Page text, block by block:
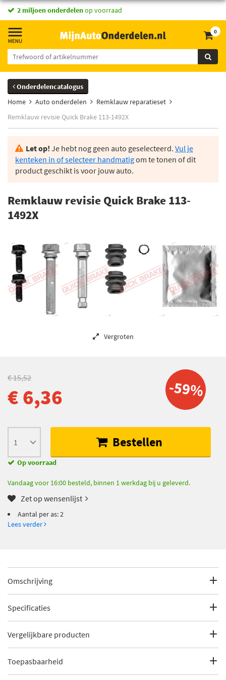
2 miljoen onderdelenop voorraad
0
Onderdelencatalogus
Home
Auto onderdelen
Remklauw reparatieset
Remklauw revisie Quick Brake 113-1492X
Let op! Je hebt nog geen auto geselecteerd. Vul je
kenteken in of selecteer handmatigom te tonen of dit
product geschikt is voor jouw auto.
Remklauw revisie Quick Brake 113-
1492X
Vergroten
-59%
€ 15,52
€ 6,36
Bestellen
Op voorraad
Vandaag voor 16:00 besteld, binnen 1 werkdag bij u geleverd.
Zet op wensenlijst
Aantal per as: 2
Lees verder
Omschrijving
Aantal per as: 2
EAN: 5706021148695
Specificaties
Fabrikantcode
113-1492X
Categorie
Remklauw reparatieset met ruim 30%
Vergelijkbare producten
Autofren Seinsa D7180C
Toepasbaarheid